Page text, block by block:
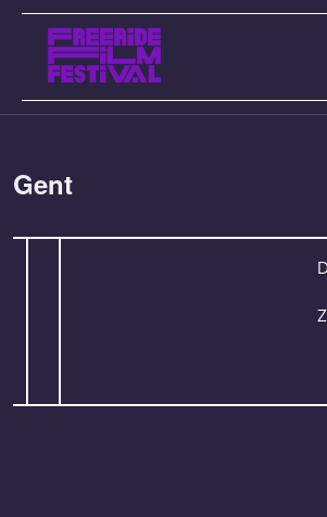
Gent